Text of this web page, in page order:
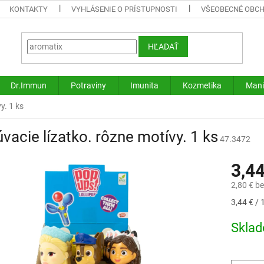
KONTAKTY VYHLÁSENIE O PRÍSTUPNOSTI VŠEOBECNÉ
HĽADAŤ
Dr.Immun Potraviny Imunita Kozmetika
1 ks
lízatko. rôzne motívy. 1 ks 47.3472
2,80 €
3,44 € /